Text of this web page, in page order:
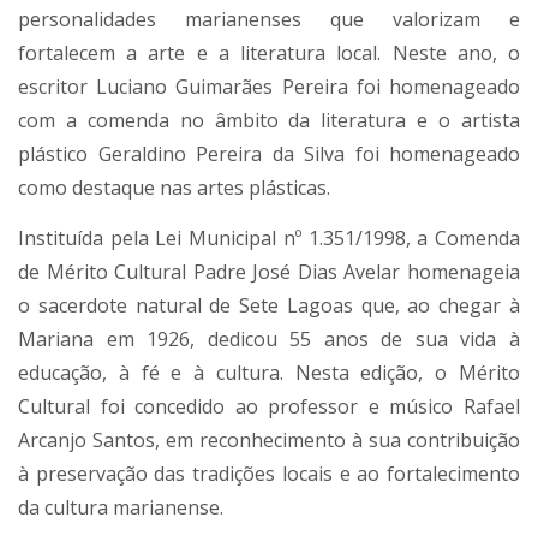
personalidades marianenses que valorizam e
fortalecem a arte e a literatura local. Neste ano, o
escritor Luciano Guimarães Pereira foi homenageado
com a comenda no âmbito da literatura e o artista
plástico Geraldino Pereira da Silva foi homenageado
como destaque nas artes plásticas.
Instituída pela Lei Municipal nº 1.351/1998, a Comenda
de Mérito Cultural Padre José Dias Avelar homenageia
o sacerdote natural de Sete Lagoas que, ao chegar à
Mariana em 1926, dedicou 55 anos de sua vida à
educação, à fé e à cultura. Nesta edição, o Mérito
Cultural foi concedido ao professor e músico Rafael
Arcanjo Santos, em reconhecimento à sua contribuição
à preservação das tradições locais e ao fortalecimento
da cultura marianense.